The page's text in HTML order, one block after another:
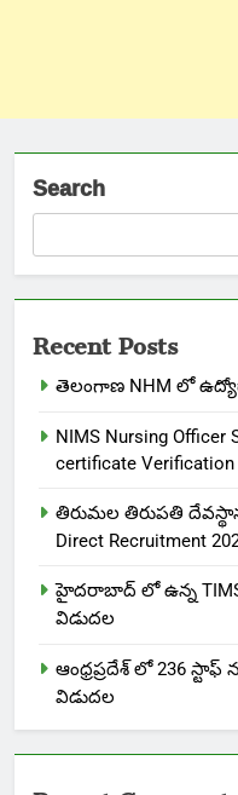
Search
Recent Posts
తెలంగాణ NHM లో
NIMS Nursing Officer
certificate Verification
తిరుమల తిరుపతి
Direct Recruitment
హైదరాబాద్ లో ఉన్న
విడుదల
ఆంధ్రప్రదేశ్ లో 236
విడుదల